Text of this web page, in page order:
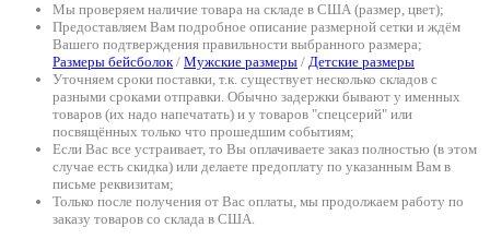
Мы проверяем наличие товара на складе в США (размер, цвет);
Предоставляем Вам подробное описание размерной сетки и ждём
Вашего подтверждения правильности выбранного размера;
Размеры бейсболок/ Мужские размеры / Детские размеры
Уточняем сроки поставки, т.к. существует несколько складов с
разными сроками отправки. Обычно задержки бывают у именных
товаров (их надо напечатать) и у товаров "спецсерий" или
посвящённых только что прошедшим событиям;
Если Вас все устраивает, то Вы оплачиваете заказ полностью (в этом
случае есть скидка) или делаете предоплату по указанным Вам в
письме реквизитам;
Только после получения от Вас оплаты, мы продолжаем работу по
заказу товаров со склада в США.